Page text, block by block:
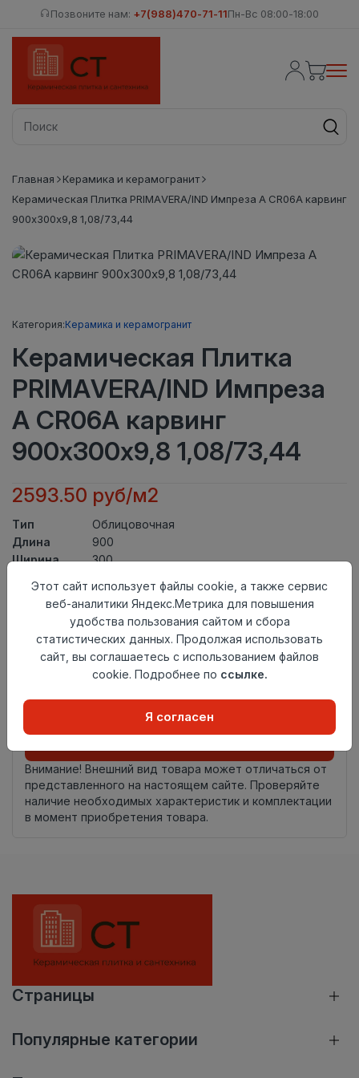
Позвоните нам: +7(988)470-71-11Пн-Вс 08:00-18:00
Главная
Керамика и керамогранит
Керамическая Плитка PRIMAVERA/IND Импреза А CR06A карвинг
900х300х9,8 1,08/73,44
Категория:Керамика и керамогранит
Керамическая Плитка
PRIMAVERA/IND Импреза
А CR06A карвинг
900х300х9,8 1,08/73,44
2593.50 руб/м2
Тип
Облицовочная
Длина
900
Ширина
300
Товарная
группа
Керамическая Плитка
9,8
Поверхность карвинг
Страна
происхождения
Индия
Внимание! Внешний вид товара может отличаться от
представленного на настоящем сайте. Проверяйте
наличие необходимых характеристик и комплектации
в момент приобретения товара.
Страницы
Популярные категории
Этот сайт использует файлы cookie, а также сервис
веб-аналитики Яндекс.Метрика для повышения
удобства пользования сайтом и сбора
статистических данных. Продолжая использовать
сайт, вы соглашаетесь с использованием файлов
cookie. Подробнее по ссылке.
Я согласен